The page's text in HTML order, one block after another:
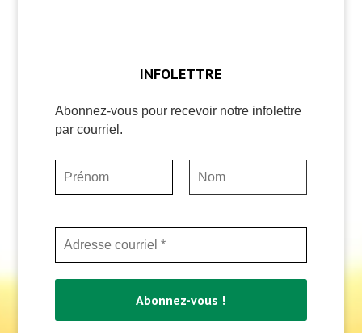
INFOLETTRE
Abonnez-vous pour recevoir notre infolettre
par courriel.